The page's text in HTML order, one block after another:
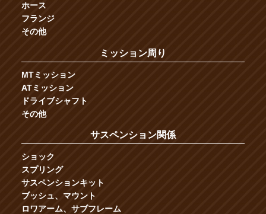
ホース
フランジ
その他
ミッション周り
MTミッション
ATミッション
ドライブシャフト
その他
サスペンション関係
ショック
スプリング
サスペンションキット
ブッシュ、マウント
ロワアーム、サブフレーム